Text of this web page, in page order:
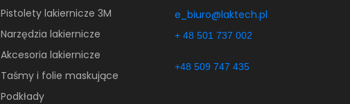
Pistolety lakiernicze 3M
Narzędzia lakiernicze
Akcesoria lakiernicze
Taśmy i folie maskujące
Podkłady
e_biuro@laktech.pl
+ 48 501 737 002
+48 509 747 435